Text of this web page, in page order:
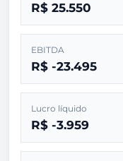
R$ 25.550
EBITDA
R$ -23.495
Lucro líquido
R$ -3.959